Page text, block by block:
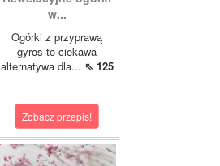
w...
Ogórki z przyprawą
gyros to ciekawa
alternatywa dla... ⇖ 125
Zobacz przepis!